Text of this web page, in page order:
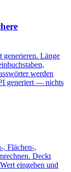
generieren. Länge
werden
generiert — nichts
, Flächen-,
Deckt
eingeben und